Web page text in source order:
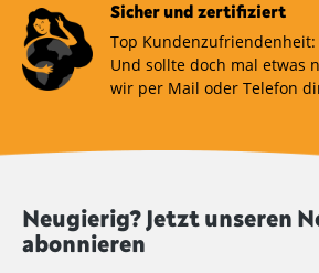
Sicher und zertifiziert
Top Kundenzufriendenheit:
Und sollte doch mal etwas
wir per Mail oder Telefon
Neugierig? Jetzt unseren
abonnieren